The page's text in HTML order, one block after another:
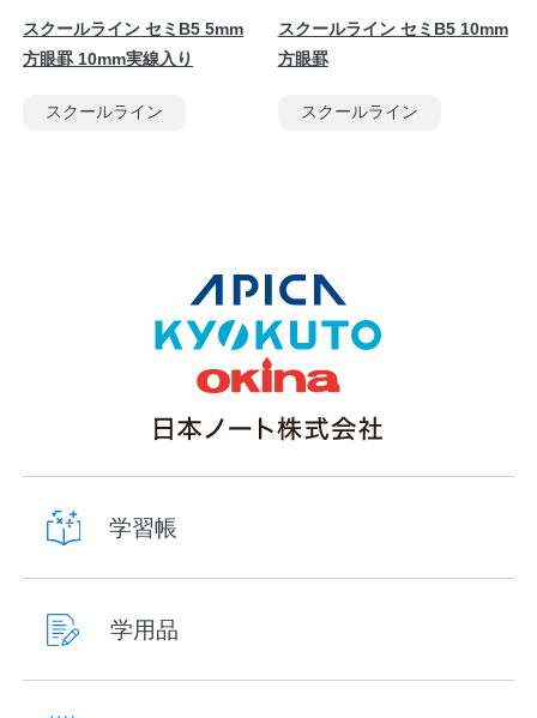
スクールライン セミB5 5mm
方眼罫 10mm実線入り
スクールライン
スクールライン セミB5 10mm
方眼罫
スクールライン
学習帳
学用品